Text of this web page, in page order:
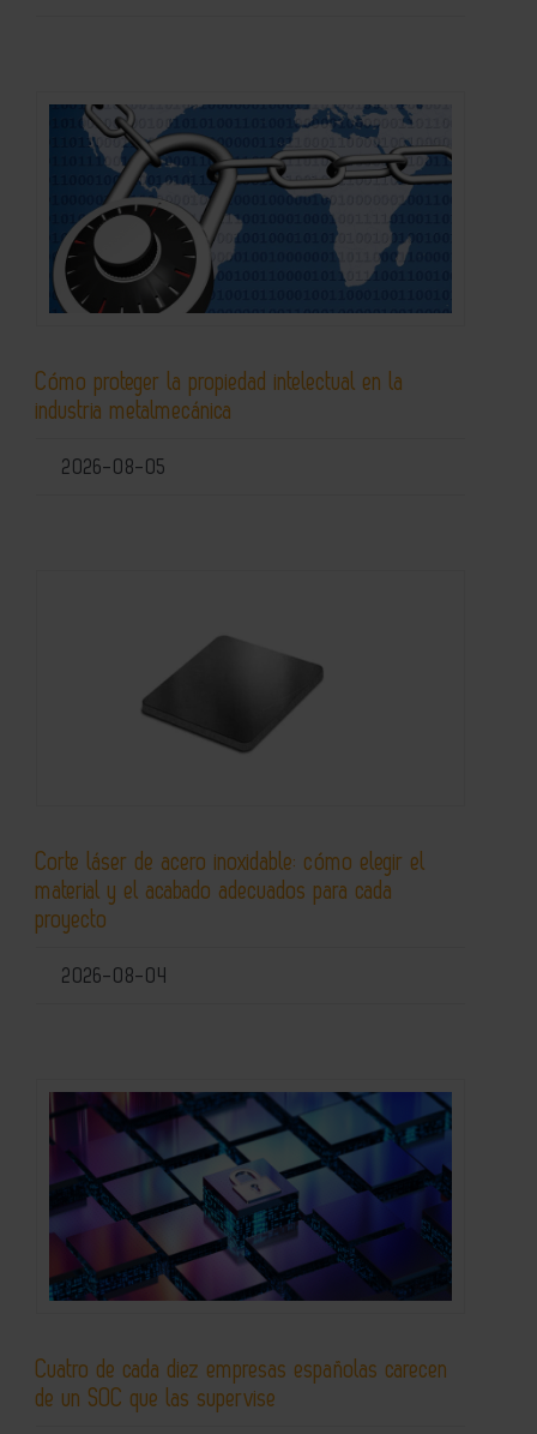
Cómo proteger la propiedad intelectual en la
industria metalmecánica
2026-08-05
Corte láser de acero inoxidable: cómo elegir el
material y el acabado adecuados para cada
proyecto
2026-08-04
Cuatro de cada diez empresas españolas carecen
de un SOC que las supervise